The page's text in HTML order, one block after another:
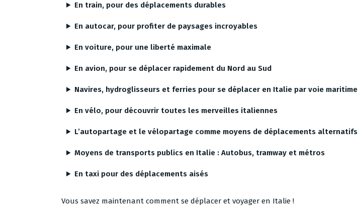
En train, pour des déplacements durables
En autocar, pour profiter de paysages incroyables
En voiture, pour une liberté maximale
En avion, pour se déplacer rapidement du Nord au Sud
Navires, hydroglisseurs et ferries pour se déplacer en Italie par voie maritime
En vélo, pour découvrir toutes les merveilles italiennes
L’autopartage et le vélopartage comme moyens de déplacements alternatifs
Moyens de transports publics en Italie : Autobus, tramway et métros
En taxi pour des déplacements aisés
Vous savez maintenant comment se déplacer et voyager en Italie !